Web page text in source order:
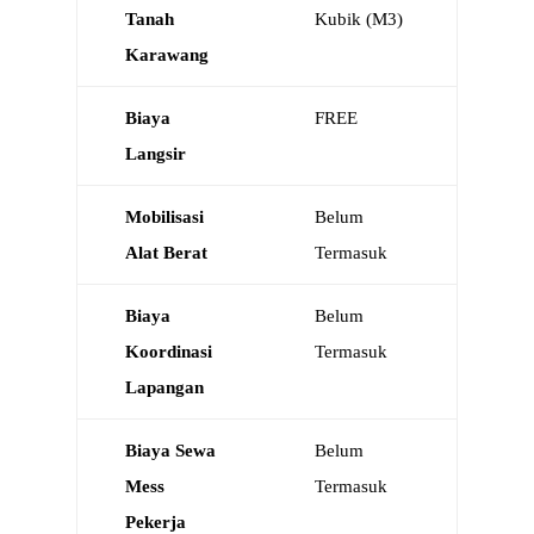
Tanah
Karawang
Kubik (M3)
Biaya
Langsir
FREE
Mobilisasi
Alat Berat
Belum
Termasuk
Biaya
Koordinasi
Lapangan
Belum
Termasuk
Biaya Sewa
Mess
Pekerja
Belum
Termasuk